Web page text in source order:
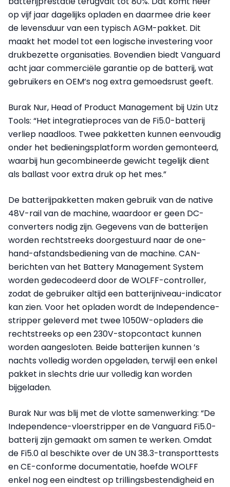
op vijf jaar dagelijks opladen en daarmee drie keer
de levensduur van een typisch AGM-pakket. Dit
maakt het model tot een logische investering voor
drukbezette organisaties. Bovendien biedt Vanguard
acht jaar commerciële garantie op de batterij, wat
gebruikers en OEM’s nog extra gemoedsrust geeft.
Burak Nur, Head of Product Management bij Uzin Utz
Tools: “Het integratieproces van de Fi5.0-batterij
verliep naadloos. Twee pakketten kunnen eenvoudig
onder het bedieningsplatform worden gemonteerd,
waarbij hun gecombineerde gewicht tegelijk dient
als ballast voor extra druk op het mes.”
De batterijpakketten maken gebruik van de native
48V-rail van de machine, waardoor er geen DC-
converters nodig zijn. Gegevens van de batterijen
worden rechtstreeks doorgestuurd naar de one-
hand-afstandsbediening van de machine. CAN-
berichten van het Battery Management System
worden gedecodeerd door de WOLFF-controller,
zodat de gebruiker altijd een batterijniveau-indicator
kan zien. Voor het opladen wordt de Independence-
stripper geleverd met twee 1050W-opladers die
rechtstreeks op een 230V-stopcontact kunnen
worden aangesloten. Beide batterijen kunnen ’s
nachts volledig worden opgeladen, terwijl een enkel
pakket in slechts drie uur volledig kan worden
bijgeladen.
Burak Nur was blij met de vlotte samenwerking: “De
Independence-vloerstripper en de Vanguard Fi5.0-
batterij zijn gemaakt om samen te werken. Omdat
de Fi5.0 al beschikte over de UN 38.3-transporttests
en CE-conforme documentatie, hoefde WOLFF
enkel nog een eindtest op trillingsbestendigheid en